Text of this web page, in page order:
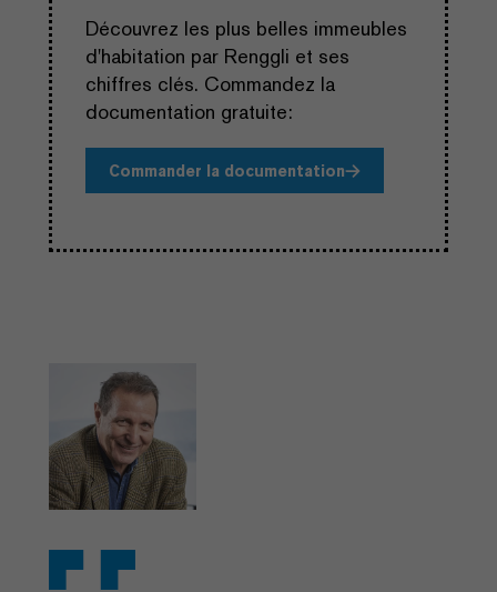
Découvrez les plus belles immeubles
d'habitation par Renggli et ses
chiffres clés. Commandez la
documentation gratuite:
Commander la documentation